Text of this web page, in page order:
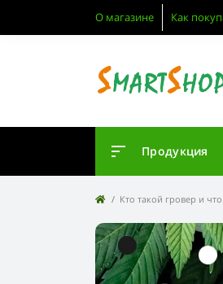
О магазине Как
Продукция
Кто такой гровер и